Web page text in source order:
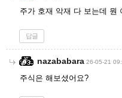
주가 호재 악재 다 보는데 뭔
답글
nazababara 26-05-21
주식은 해보셨어요?